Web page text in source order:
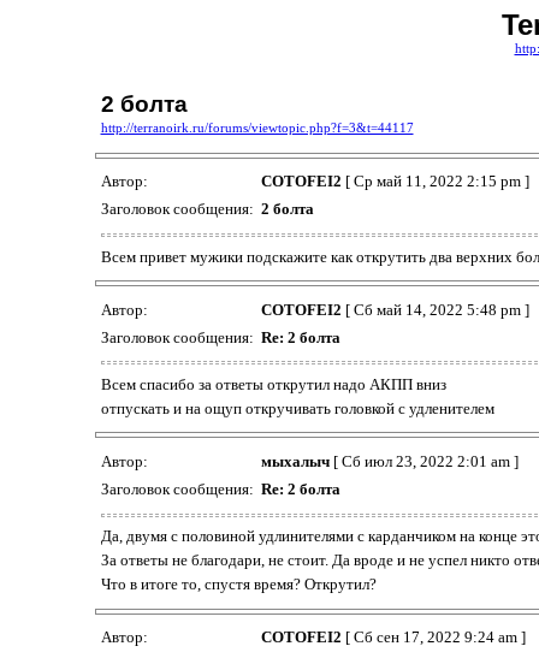
2 болта
http://terranoirk.ru/forums/viewtopic.php?f=3&t=44117
Автор: COTOFEI2 [ Ср май 11, 2022 2:15 pm ]
Заголовок сообщения: 2 болта
Всем привет мужики подскажите как открутить два верхних
Автор: COTOFEI2 [ Сб май 14, 2022 5:48 pm ]
Заголовок сообщения: Re: 2 болта
Всем спасибо за ответы открутил надо АКПП вниз
отпускать и на ощуп откручивать головкой с удленителем
Автор: мыхалыч[ Сб июл 23, 2022 2:01 am ]
Заголовок сообщения: Re: 2 болта
Да, двумя с половиной удлинителями с карданчиком на конце
За ответы не благодари, не стоит. Да вроде и не успел никто
Что в итоге то, спустя время? Открутил?
Автор: COTOFEI2 [ Сб сен 17, 2022 9:24 am ]